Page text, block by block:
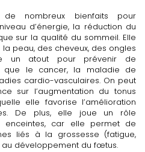
nombreux bienfaits pour
d’énergie, la réduction du
sur la qualité du sommeil. Elle
peau, des cheveux, des ongles
un atout pour prévenir de
que le cancer, la maladie de
cardio-vasculaires. On peut
sur l’augmentation du tonus
elle favorise l’amélioration
De plus, elle joue un rôle
enceintes, car elle permet de
liés à la grossesse (fatigue,
développement du fœtus.